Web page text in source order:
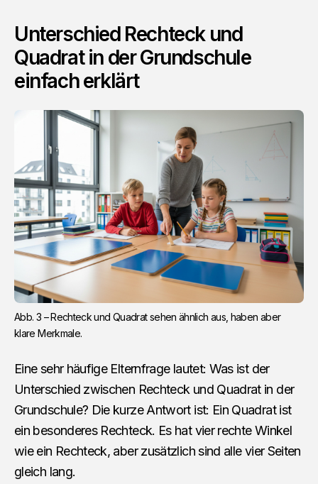
Unterschied Rechteck und
Quadrat in der Grundschule
einfach erklärt
Abb. 3 – Rechteck und Quadrat sehen ähnlich aus, haben aber
klare Merkmale.
Eine sehr häufige Elternfrage lautet: Was ist der
Unterschied zwischen Rechteck und Quadrat in der
Grundschule? Die kurze Antwort ist: Ein Quadrat ist
ein besonderes Rechteck. Es hat vier rechte Winkel
wie ein Rechteck, aber zusätzlich sind alle vier Seiten
gleich lang.